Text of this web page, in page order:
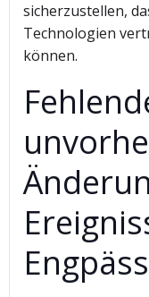
sicherzustellen,
Technologien
können.